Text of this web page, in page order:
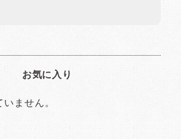
お気に入り
ません。